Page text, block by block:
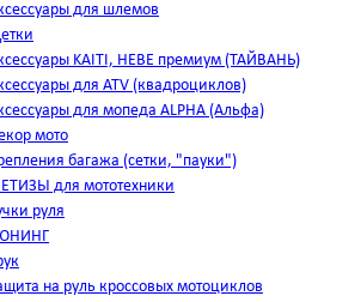
для шлемов
KAITI, HEBE премиум (ТАЙВАНЬ)
для ATV (квадроциклов)
для мопеда ALPHA (Альфа)
мото
багажа (сетки, "пауки")
для мототехники
руля
на руль кроссовых мотоциклов